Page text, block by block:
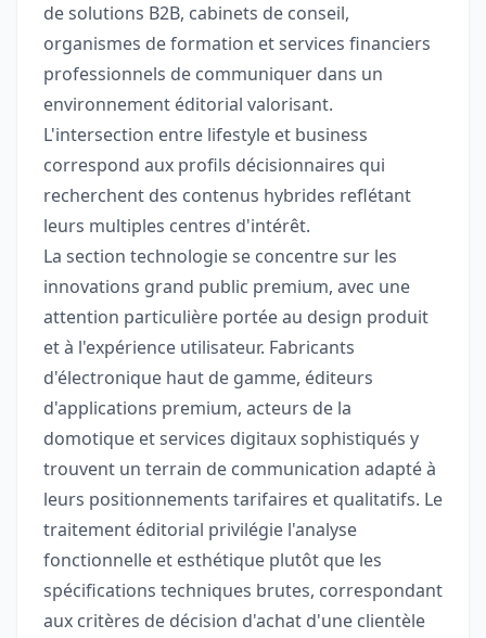
de solutions B2B, cabinets de conseil,
organismes de formation et services financiers
professionnels de communiquer dans un
environnement éditorial valorisant.
L'intersection entre lifestyle et business
correspond aux profils décisionnaires qui
recherchent des contenus hybrides reflétant
leurs multiples centres d'intérêt.
La section technologie se concentre sur les
innovations grand public premium, avec une
attention particulière portée au design produit
et à l'expérience utilisateur. Fabricants
d'électronique haut de gamme, éditeurs
d'applications premium, acteurs de la
domotique et services digitaux sophistiqués y
trouvent un terrain de communication adapté à
leurs positionnements tarifaires et qualitatifs. Le
traitement éditorial privilégie l'analyse
fonctionnelle et esthétique plutôt que les
spécifications techniques brutes, correspondant
aux critères de décision d'achat d'une clientèle